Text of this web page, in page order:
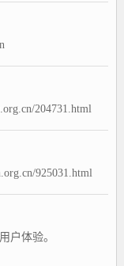
204731.html
925031.html
户体验。